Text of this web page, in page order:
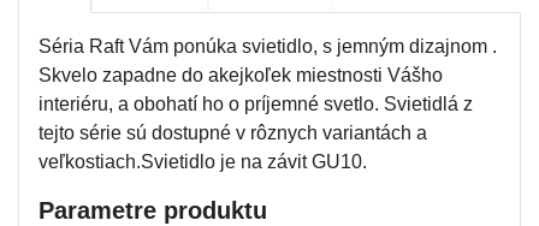
Séria Raft Vám ponúka svietidlo, s jemným dizajnom .
Skvelo zapadne do akejkoľek miestnosti Vášho
interiéru, a obohatí ho o príjemné svetlo. Svietidlá z
tejto série sú dostupné v rôznych variantách a
veľkostiach.Svietidlo je na závit GU10.
Parametre produktu